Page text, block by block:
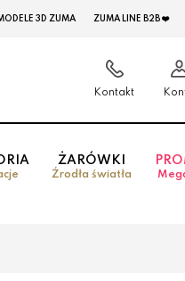
3D ZUMA ZUMA LINE B2B ❤️
Kontakt
ŻARÓWKI
Źrodła światła